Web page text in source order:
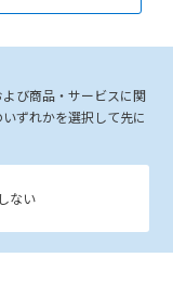
リシー」に基づき、適
ームよりご入力いただ
リクエストの内容、当
いただきます。
必要な確認や連絡をす
し適切に対応するため。
び商品・サービスに関
ずれかを選択して先に
ない